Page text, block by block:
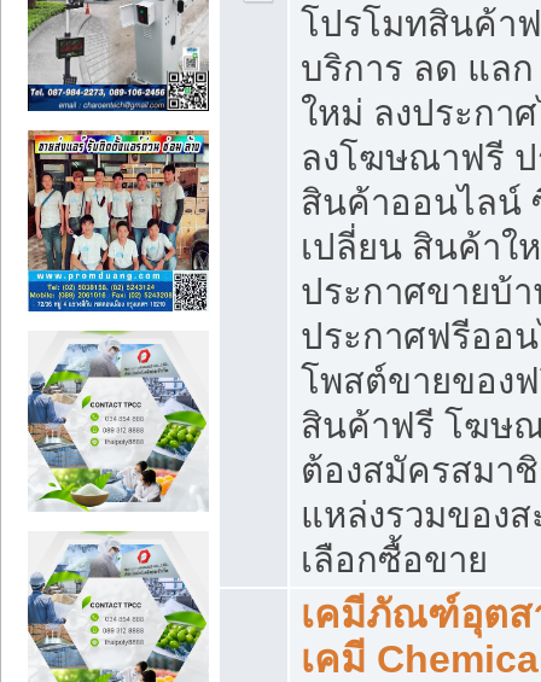
โปรโมทสินค้า
บริการ ลด แล
ใหม่ ลงประกา
ลงโฆษณาฟรี
สินค้าออนไลน์
เปลี่ยน สินค้าใ
ประกาศขายบ้
ประกาศฟรีออ
โพสต์ขายของ
สินค้าฟรี โฆษ
ต้องสมัครสมา
แหล่งรวมของ
เลือกซื้อขาย
เคมีภัณฑ์อุตส
เคมี